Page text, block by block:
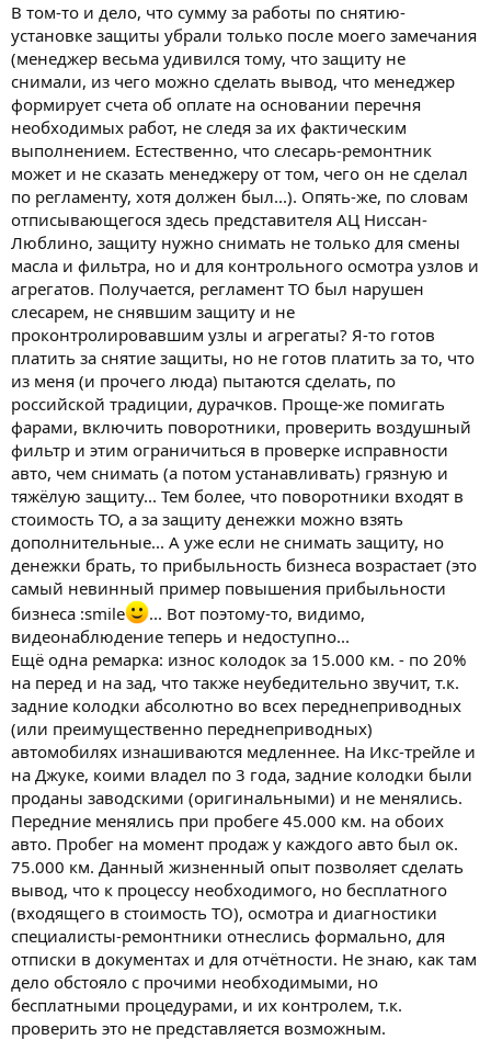
В том-то и дело, что сумму за работы по снятию-
установке защиты убрали только после моего замечания
(менеджер весьма удивился тому, что защиту не
снимали, из чего можно сделать вывод, что менеджер
формирует счета об оплате на основании перечня
необходимых работ, не следя за их фактическим
выполнением. Естественно, что слесарь-ремонтник
может и не сказать менеджеру от том, чего он не сделал
по регламенту, хотя должен был...). Опять-же, по словам
отписывающегося здесь представителя АЦ Ниссан-
Люблино, защиту нужно снимать не только для смены
масла и фильтра, но и для контрольного осмотра узлов и
агрегатов. Получается, регламент ТО был нарушен
слесарем, не снявшим защиту и не
проконтролировавшим узлы и агрегаты? Я-то готов
платить за снятие защиты, но не готов платить за то, что
из меня (и прочего люда) пытаются сделать, по
российской традиции, дурачков. Проще-же помигать
фарами, включить поворотники, проверить воздушный
фильтр и этим ограничиться в проверке исправности
авто, чем снимать (а потом устанавливать) грязную и
тяжёлую защиту... Тем более, что поворотники входят в
стоимость ТО, а за защиту денежки можно взять
дополнительные... А уже если не снимать защиту, но
денежки брать, то прибыльность бизнеса возрастает (это
самый невинный пример повышения прибыльности
бизнеса :smile
... Вот поэтому-то, видимо,
видеонаблюдение теперь и недоступно...
Ещё одна ремарка: износ колодок за 15.000 км. - по 20%
на перед и на зад, что также неубедительно звучит, т.к.
задние колодки абсолютно во всех переднеприводных
(или преимущественно переднеприводных)
автомобилях изнашиваются медленнее. На Икс-трейле и
на Джуке, коими владел по 3 года, задние колодки были
проданы заводскими (оригинальными) и не менялись.
Передние менялись при пробеге 45.000 км. на обоих
авто. Пробег на момент продаж у каждого авто был ок.
75.000 км. Данный жизненный опыт позволяет сделать
вывод, что к процессу необходимого, но бесплатного
(входящего в стоимость ТО), осмотра и диагностики
специалисты-ремонтники отнеслись формально, для
отписки в документах и для отчётности. Не знаю, как там
дело обстояло с прочими необходимыми, но
бесплатными процедурами, и их контролем, т.к.
проверить это не представляется возможным.